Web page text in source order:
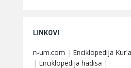
LINKOVI
n-um.com | Enciklopedija
| Enciklopedija hadisa |